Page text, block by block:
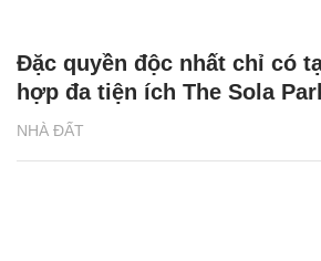
NHÀ ĐẤT
Đặc quyền độc nhất chỉ có
hợp đa tiện ích The Sola